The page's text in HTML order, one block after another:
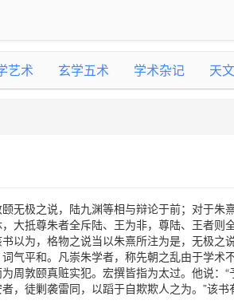
艺术 玄学五术 学术杂记 天
无极之说，陆九渊等相与辩论于前；对于朱
大抵尊朱者全斥陆、王为非，尊陆、王者则
以为，格物之说当以朱熹所注为是，无极之
气平和。凡崇朱学者，称先朝之乱由于学术
周敦颐真赃实犯。宏撰皆指为太过。他说：
，徒剿袭雷同，以蹈于自欺欺人之为。”该书